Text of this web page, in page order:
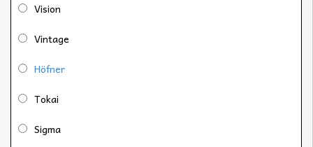
Vision
Vintage
Höfner
Tokai
Sigma